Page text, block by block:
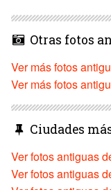
Otras fotos
Ver más fotos
Ver más fotos
Ciudades
Ver fotos antiguas
Ver fotos antiguas